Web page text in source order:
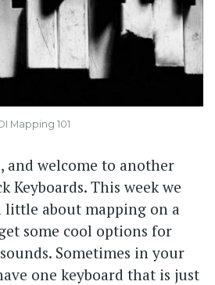
Mapping 101
and welcome to another
Keyboards. This week we
little about mapping on a
some cool options for
Sometimes in your
one keyboard that is just